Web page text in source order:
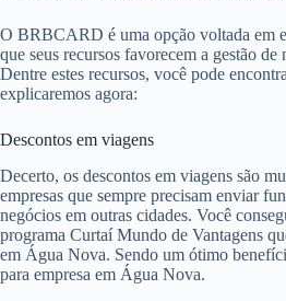
O BRBCARD é uma opção voltada em
que seus recursos favorecem a gestão
Dentre estes recursos, você pode
explicaremos agora:
Descontos em viagens
Decerto, os descontos em viagens são
empresas que sempre precisam enviar
negócios em outras cidades. Você
programa Curtaí Mundo de Vantagens
em Água Nova. Sendo um ótimo
para empresa em Água Nova.